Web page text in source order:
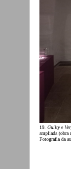
19. Guiltye
ampliada (obra
Fotografia da